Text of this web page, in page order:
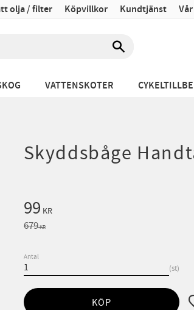
olja / filter Köpvillkor Kundtjänst
VATTENSKOTER
Skyddsbåge
Nedsatt pris:
99 KR
Ordinarie pris:
679KR
Antal
st
KÖP